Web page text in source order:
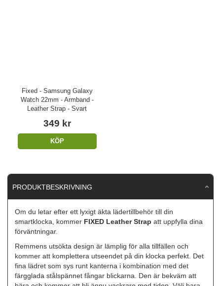
Fixed - Samsung Galaxy
Watch 22mm - Armband -
Leather Strap - Svart
349 kr
KÖP
PRODUKTBESKRIVNING
Om du letar efter ett lyxigt äkta lädertillbehör till din
smartklocka, kommer FIXED Leather Strap att uppfylla dina
förväntningar.
Remmens utsökta design är lämplig för alla tillfällen och
kommer att komplettera utseendet på din klocka perfekt. Det
fina lädret som sys runt kanterna i kombination med det
färgglada stålspännet fångar blickarna. Den är bekväm att